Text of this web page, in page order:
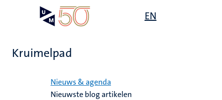
inhoud
EN
Kruimelpad
Nieuws & agenda
Nieuwste blog artikelen